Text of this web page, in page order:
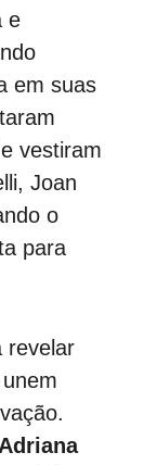
e
em suas
vestiram
Joan
o
para
revelar
Adriana